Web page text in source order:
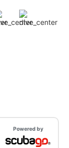
Powered by